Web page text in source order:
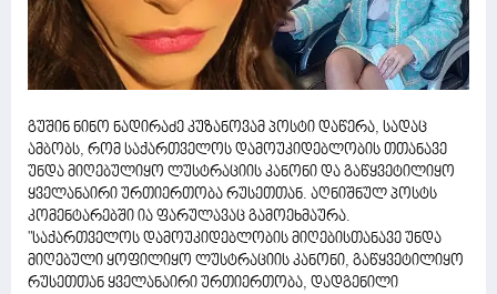
გუშინ ნინო ნადირაძე კუზანოვამ პოსტი დაწერა, სადაც
ამბობს, რომ საქართველოს დამოუკიდებლობის თთანავე
უნდა მიღებულიყო ლუსტრაციის კანონი და გაწყვეტილიყო
ყველანაირი ურთიერთობა რუსეთთან. აღნიშნულ პოსტს
კომენტარებში ია ფარულავაც გამოეხმაურა.
"საქართველოს დამოუკიდებლობის მიღებისთანავე უნდა
მიღებული ყოფილიყო ლუსტრაციის კანონი, გაწყვეტილიყო
რუსეთთან ყველანაირი ურთიერთობა, დადგენილი